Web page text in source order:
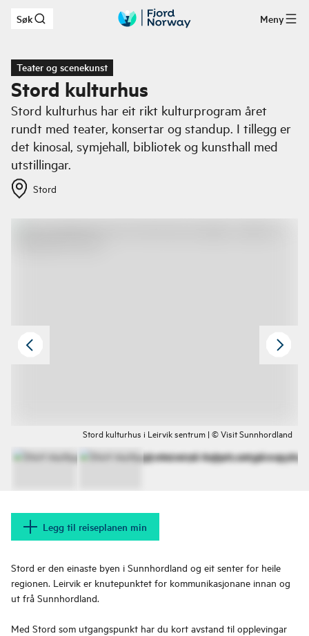
Hopp til hovedinnhold
Søk Meny
Teater og scenekunst
Stord kulturhus
Stord kulturhus har eit rikt kulturprogram året
rundt med teater, konsertar og standup. I tillegg er
det kinosal, symjehall, bibliotek og kunsthall med
utstillingar.
Stord
Stord kulturhus i Leirvik sentrum | © Visit Sunnhordland
Legg til reiseplanen min
Stord er den einaste byen i Sunnhordland og eit senter for heile
regionen. Leirvik er knutepunktet for kommunikasjonane innan og
ut frå Sunnhordland.
Med Stord som utgangspunkt har du kort avstand til opplevingar